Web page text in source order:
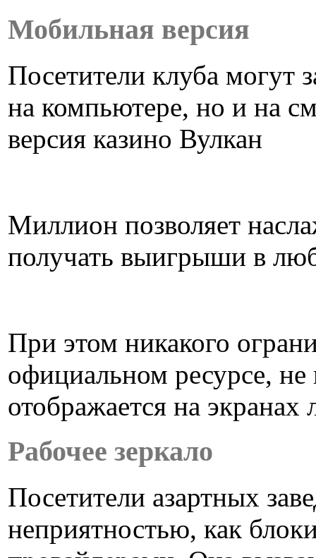
Мобильная версия
Посетители клуба могут
на компьютере, но и на
версия казино Вулкан
Миллион позволяет
получать выигрыши в
При этом никакого
официальном ресурсе,
отображается на экранах
Рабочее зеркало
Посетители азартных
неприятностью, как